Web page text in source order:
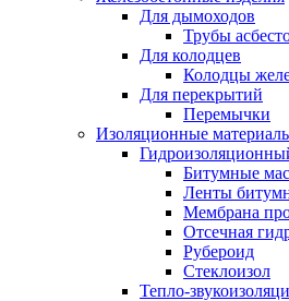
Для дымоходов
Трубы
Для колодцев
Колодцы
Для перекрытий
Перемычки
Изоляционные
Битумные
Ленты
Мембрана
Отсечная
Рубероид
Стеклоизол
Тепло-